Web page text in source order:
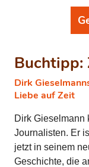
Buchtipp:
Dirk
Liebe auf Zeit
Dirk Gieselmann
Journalisten. Er
jetzt in seinem
Geschichte, die